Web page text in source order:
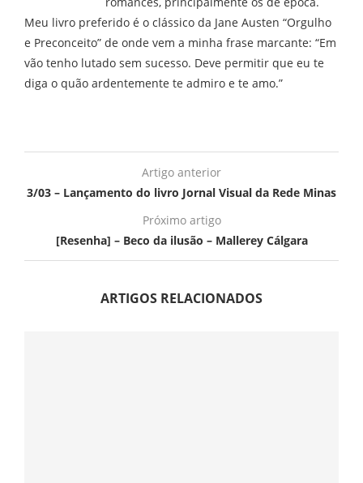
Meu livro preferido é o clássico da Jane Austen “Orgulho
e Preconceito” de onde vem a minha frase marcante: “Em
vão tenho lutado sem sucesso. Deve permitir que eu te
diga o quão ardentemente te admiro e te amo.”
Artigo anterior
3/03 – Lançamento do livro Jornal Visual da Rede Minas
Próximo artigo
[Resenha] – Beco da ilusão – Mallerey Cálgara
ARTIGOS RELACIONADOS